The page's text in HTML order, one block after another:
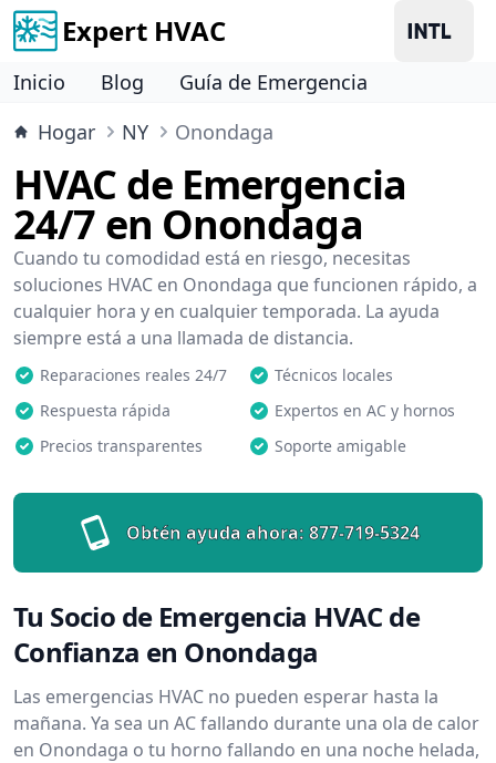
Expert HVAC
Inicio Blog
Guía de Emergencia
Hogar
NY Onondaga
HVAC de Emergencia
24/7 en Onondaga
Cuando tu comodidad está en riesgo, necesitas
soluciones HVAC en Onondaga que funcionen rápido, a
cualquier hora y en cualquier temporada. La ayuda
siempre está a una llamada de distancia.
Reparaciones reales 24/7
Técnicos locales
Respuesta rápida
Expertos en AC y hornos
Precios transparentes
Soporte amigable
Obtén ayuda ahora: 877-719-5324
Tu Socio de Emergencia HVAC de
Confianza en Onondaga
Las emergencias HVAC no pueden esperar hasta la
mañana. Ya sea un AC fallando durante una ola de calor
en Onondaga o tu horno fallando en una noche helada,